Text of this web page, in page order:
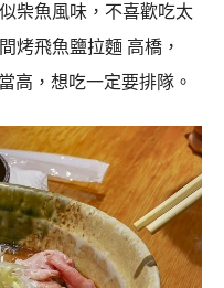
柴魚風味，不喜歡吃太
烤飛魚鹽拉麵 高橋，
高，想吃一定要排隊。